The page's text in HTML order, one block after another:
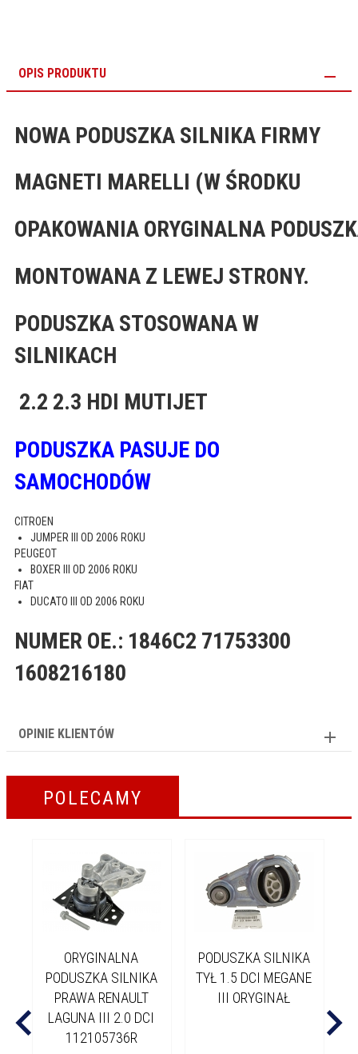
OPIS PRODUKTU
NOWA PODUSZKA SILNIKA FIRMY
MAGNETI MARELLI (W ŚRODKU
OPAKOWANIA ORYGINALNA
MONTOWANA Z LEWEJ STRONY.
PODUSZKA STOSOWANA W
SILNIKACH
2.2 2.3 HDI MUTIJET
PODUSZKA PASUJE DO
SAMOCHODÓW
CITROEN
JUMPER III OD 2006 ROKU
PEUGEOT
BOXER III OD 2006 ROKU
FIAT
DUCATO III OD 2006 ROKU
NUMER OE.: 1846C2 71753300
1608216180
OPINIE KLIENTÓW
POLECAMY
ORYGINALNA
PODUSZKA SILNIKA
PRAWA RENAULT
LAGUNA III 2.0 DCI
112105736R
PODUSZKA SILNIKA
TYŁ 1.5 DCI MEGANE
III ORYGINAŁ